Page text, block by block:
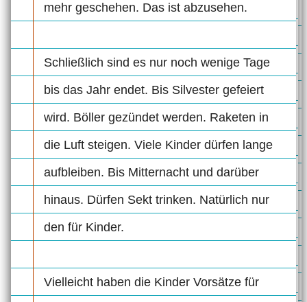
mehr geschehen. Das ist abzusehen.
Schließlich sind es nur noch wenige Tage
bis das Jahr endet. Bis Silvester gefeiert
wird. Böller gezündet werden. Raketen in
die Luft steigen. Viele Kinder dürfen lange
aufbleiben. Bis Mitternacht und darüber
hinaus. Dürfen Sekt trinken. Natürlich nur
den für Kinder.
Vielleicht haben die Kinder Vorsätze für